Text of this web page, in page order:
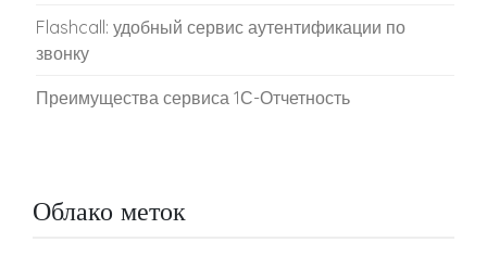
Flashcall: удобный сервис аутентификации по
звонку
Преимущества сервиса 1С-Отчетность
Облако меток